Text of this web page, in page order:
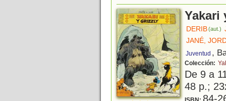
Yakari
DERIB(aut.)
JANÉ,
Juventud ,
Colección:
De 9 a
48 p.;
84-